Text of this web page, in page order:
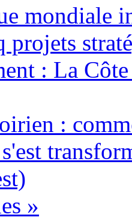
mondiale
projets
: La
:
»